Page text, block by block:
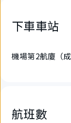
下車車站
機場第2航廈（
航班數